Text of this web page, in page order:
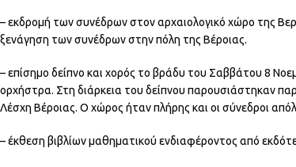
– εκδρομή των συνέδρων στον αρχαιολογικό χώρο της
ξενάγηση των συνέδρων στην πόλη της Βέροιας.
– επίσημο δείπνο και χορός το βράδυ του Σαββάτου 8
ορχήστρα. Στη διάρκεια του δείπνου παρουσιάστηκαν
Λέσχη Βέροιας. Ο χώρος ήταν πλήρης και οι σύνεδροι
– έκθεση βιβλίων μαθηματικού ενδιαφέροντος από